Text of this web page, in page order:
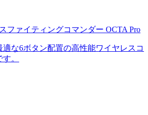
ファイティングコマンダー OCTA Pro
な6ボタン配置の高性能ワイヤレスコ
。